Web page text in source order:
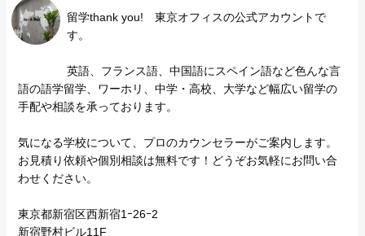
留学thank you! 東京オフィスの公式アカウントで
す。
英語、フランス語、中国語にスペイン語など色んな言
語の語学留学、ワーホリ、中学・高校、大学など幅広い留学の
手配や相談を承っております。
気になる学校について、プロのカウンセラーがご案内します。
お見積り依頼や個別相談は無料です！どうぞお気軽にお問い合
わせください。
東京都新宿区西新宿1ｰ26ｰ2
新宿野村ビル11F